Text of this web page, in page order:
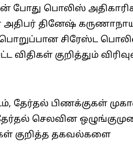
போது பொலிஸ்
தினேஷ்
பொறுப்பான சிரேஸ்ட
விதிகள் குறித்தும்
தேர்தல் பிணக்குகள்
செலவின
குறித்த தகவல்களை